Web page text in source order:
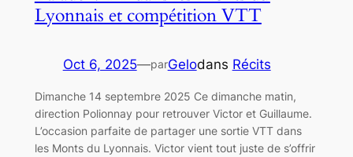
Lyonnais et compétition VTT
Oct 6, 2025—parGelodans Récits
Dimanche 14 septembre 2025 Ce dimanche matin,
direction Polionnay pour retrouver Victor et Guillaume.
L’occasion parfaite de partager une sortie VTT dans
les Monts du Lyonnais. Victor vient tout juste de s’offrir